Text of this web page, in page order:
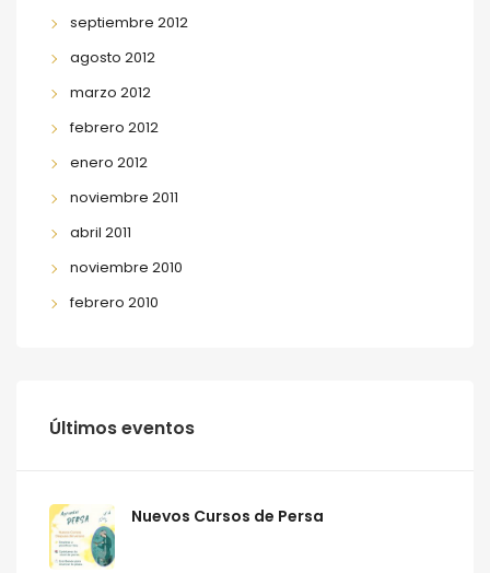
septiembre 2012
agosto 2012
marzo 2012
febrero 2012
enero 2012
noviembre 2011
abril 2011
noviembre 2010
febrero 2010
Últimos eventos
Nuevos Cursos de Persa